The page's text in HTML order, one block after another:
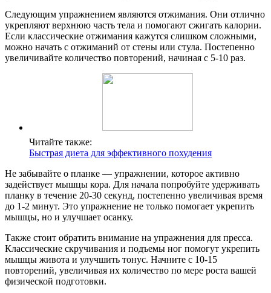
Следующим упражнением являются отжимания. Они отлично
укрепляют верхнюю часть тела и помогают сжигать калории.
Если классические отжимания кажутся слишком сложными,
можно начать с отжиманий от стены или стула. Постепенно
увеличивайте количество повторений, начиная с 5-10 раз.
Читайте также:
Быстрая диета для эффективного похудения
Не забывайте о планке — упражнении, которое активно
задействует мышцы кора. Для начала попробуйте удерживать
планку в течение 20-30 секунд, постепенно увеличивая время
до 1-2 минут. Это упражнение не только помогает укрепить
мышцы, но и улучшает осанку.
Также стоит обратить внимание на упражнения для пресса.
Классические скручивания и подъемы ног помогут укрепить
мышцы живота и улучшить тонус. Начните с 10-15
повторений, увеличивая их количество по мере роста вашей
физической подготовки.